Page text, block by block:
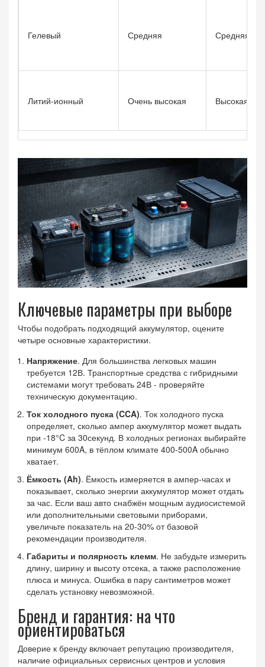
Гелевый Средняя
Литий‑ионный Очень высокая Высокая
Ключевые параметры при выборе
Чтобы подобрать подходящий аккумулятор, оцените
четыре основные характеристики.
Напряжение. Для большинства легковых машин
требуется 12В. Транспортные средства с гибридными
системами могут требовать 24В - проверяйте
техническую документацию.
Ток холодного пуска (CCA). Ток холодного пуска
определяет, сколько ампер аккумулятор может выдать
при -18°C за 30секунд. В холодных регионах выбирайте
минимум 600A, в тёплом климате 400‑500A обычно
хватает.
Ёмкость (Ah). Ёмкость измеряется в ампер‑часах и
показывает, сколько энергии аккумулятор может отдать
за час. Если ваш авто снабжён мощным аудиосистемой
или дополнительными световыми приборами,
увеличьте показатель на 20‑30% от базовой
рекомендации производителя.
Габариты и полярность клемм. Не забудьте измерить
длину, ширину и высоту отсека, а также расположение
плюса и минуса. Ошибка в пару сантиметров может
сделать установку невозможной.
Бренд и гарантия: на что
ориентироваться
Доверие к бренду включает репутацию производителя,
наличие официальных сервисных центров и условия